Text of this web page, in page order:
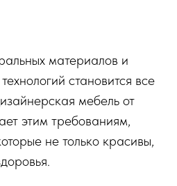
материалов и
становится все
мебель от
этим требованиям,
не только красивы,